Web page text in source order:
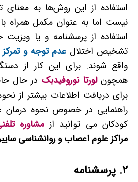
استفاده از این روش‌ها به
نیست اما به­ عنوان مکمل همراه
استفاده از پرسشنامه و یا
تشخیص اختلال عدم توجه و
واقع شوند. برای این کار از
همچون لورتا نوروفیدبک در حال
برای دریافت اطلاعات بیشتر از
راهنمایی در خصوص نحوه درمان
کودکان می توانید از مشاوره
مراکز علوم اعصاب و روانشناسی
2. پرسشنامه